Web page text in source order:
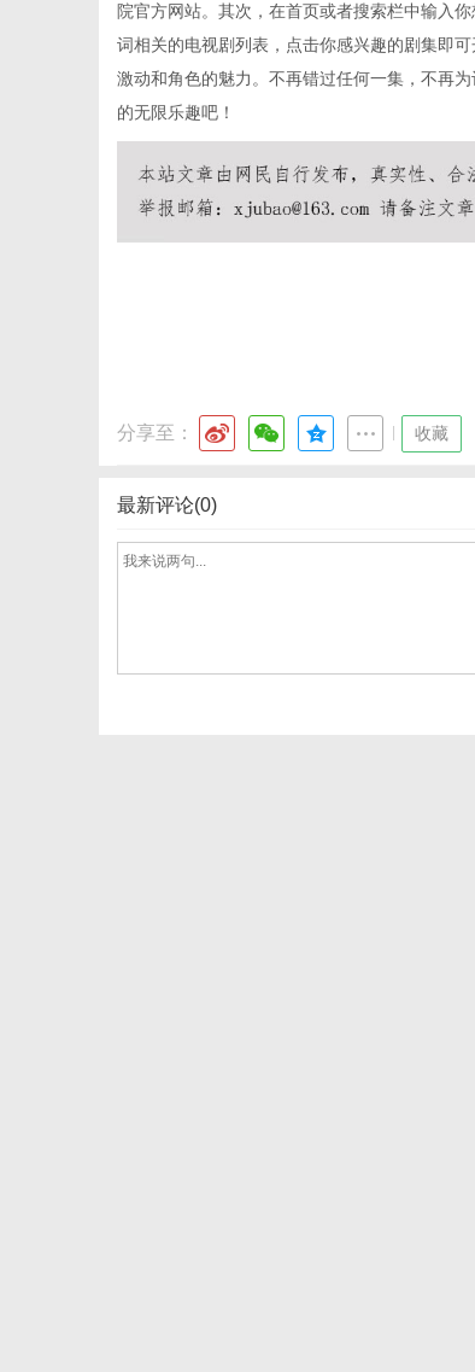
院官方网站。其次，在首页或者搜索栏中输入
词相关的电视剧列表，点击你感兴趣的剧集即
激动和角色的魅力。不再错过任何一集，不再
的无限乐趣吧！
分享至： 收藏
最新评论(0)